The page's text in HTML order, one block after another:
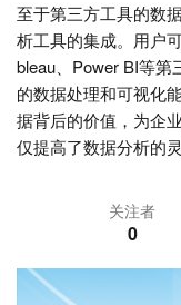
至于第三方工具的数
析工具的集成。用户
bleau、Power BI等
的数据处理和可视化
据背后的价值，为企
仅提高了数据分析的
关注者
0